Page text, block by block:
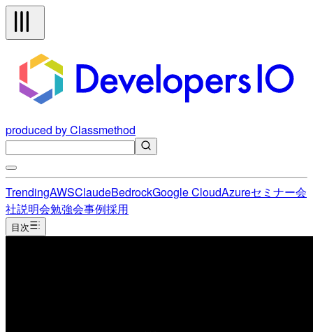
produced by Classmethod
TrendingAWSClaudeBedrockGoogle CloudAzureセミナー会
社説明会勉強会事例採用
目次